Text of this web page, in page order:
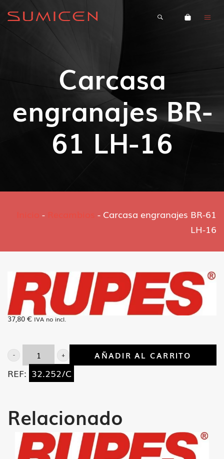
Carcasa
engranajes BR-
61 LH-16
- - Carcasa engranajes BR-61
LH-16
37,80 € IVA no incl.
Carcasa
engranajes
LH-
cantidad
AÑADIR AL CARRITO
REF: 32.252/C
Relacionado